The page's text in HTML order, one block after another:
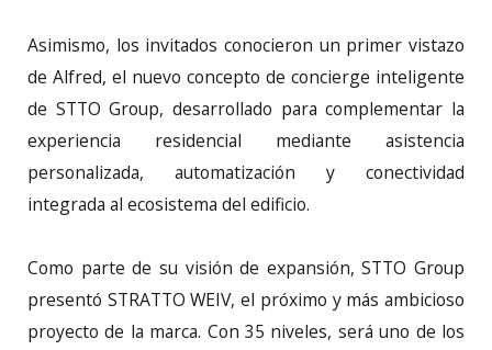
Asimismo, los invitados conocieron un primer vistazo
de Alfred, el nuevo concepto de concierge inteligente
de STTO Group, desarrollado para complementar la
experiencia residencial mediante asistencia
personalizada, automatización y conectividad
integrada al ecosistema del edificio.
Como parte de su visión de expansión, STTO Group
presentó STRATTO WEIV, el próximo y más ambicioso
proyecto de la marca. Con 35 niveles, será uno de los